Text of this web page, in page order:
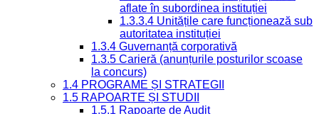
aflate în subordinea instituției
1.3.3.4 Unitățile care funcționează sub
autoritatea instituției
1.3.4 Guvernanță corporativă
1.3.5 Carieră (anunțurile posturilor scoase
la concurs)
1.4 PROGRAME ȘI STRATEGII
1.5 RAPOARTE ȘI STUDII
1.5.1 Rapoarte de Audit